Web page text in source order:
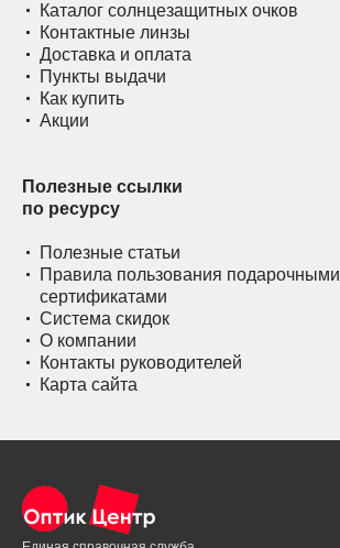
Каталог солнцезащитных очков
Контактные линзы
Доставка и оплата
Пункты выдачи
Как купить
Акции
Полезные ссылки
по ресурсу
Полезные статьи
Правила пользования подарочными
сертификатами
Система скидок
О компании
Контакты руководителей
Карта сайта